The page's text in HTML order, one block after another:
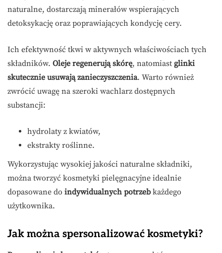
naturalne, dostarczają minerałów wspierających
detoksykację oraz poprawiających kondycję cery.
Ich efektywność tkwi w aktywnych właściwościach tych
składników. Oleje regenerują skórę, natomiast glinki
skutecznie usuwają zanieczyszczenia. Warto również
zwrócić uwagę na szeroki wachlarz dostępnych
substancji:
hydrolaty z kwiatów,
ekstrakty roślinne.
Wykorzystując wysokiej jakości naturalne składniki,
można tworzyć kosmetyki pielęgnacyjne idealnie
dopasowane do indywidualnych potrzebkażdego
użytkownika.
Jak można spersonalizować kosmetyki?